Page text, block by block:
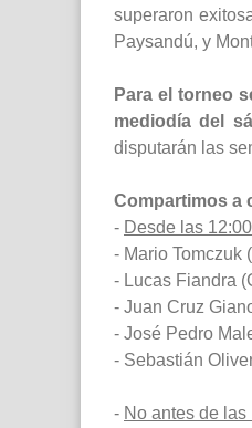
superaron
Paysandú, y
Para el torneo
mediodía del
disputarán las
Compartimos a
- Desde las
- Mario Tomczuk
- Lucas Fiandra
- Juan Cruz
- José Pedro
- Sebastián
- No antes de las